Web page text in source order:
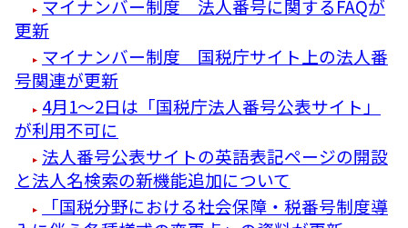
マイナンバー制度 法人番号に関するFAQが
更新
マイナンバー制度 国税庁サイト上の法人番
号関連が更新
4月1～2日は「国税庁法人番号公表サイト」
が利用不可に
法人番号公表サイトの英語表記ページの開設
と法人名検索の新機能追加について
「国税分野における社会保障・税番号制度導